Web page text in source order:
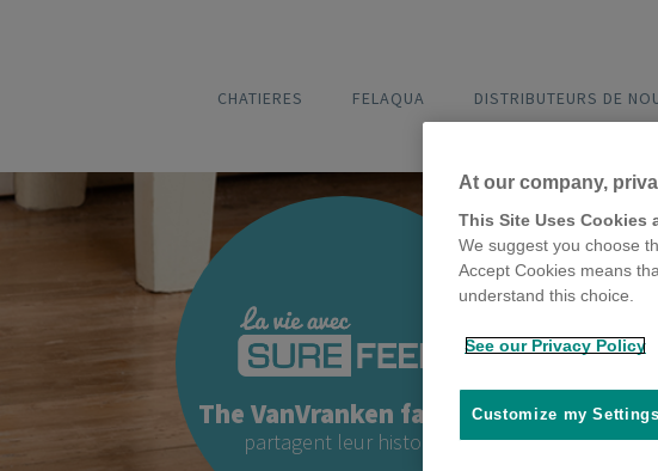
CHATIERES FELAQUA DISTRIBUTEURS DE
The VanVranken famille
partagent leur histoire
At our company,
This Site Uses Cookies
We suggest you choose
Accept Cookies means
understand this choice.
See our Privacy Policy
Customize my Settings